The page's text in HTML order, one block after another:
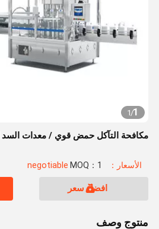
1
/
1
مكافحة التآكل حمض قوي / معدات السد
الأسعار：negotiable MOQ：1
افضل سعر
منتوج وصف